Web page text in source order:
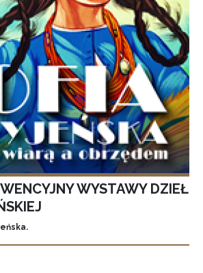
WYSTAWY DZIEŁ